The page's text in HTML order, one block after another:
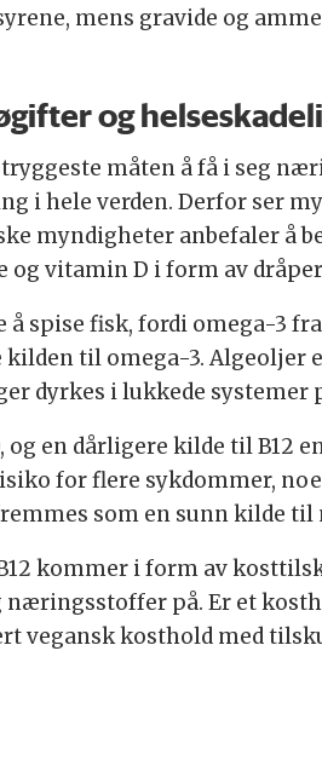
mens gravide og
og
måten å få i seg
hele verden. Derfor ser
myndigheter anbefaler å
vitamin D i form av
spise fisk, fordi omega-3
til omega-3. Algeoljer
dyrkes i lukkede systemer
en dårligere kilde til B12
for flere sykdommer,
som en sunn kilde
kommer i form av
næringsstoffer på. Er et
kosthold med